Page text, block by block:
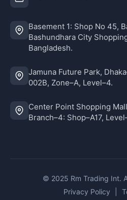
Basement 1: Shop No 45,
Bashundhara City
Bangladesh.
Jamuna Future Park,
002B, Zone–A, Level–4.
Center Point Shopping
Branch–4: Shop–A17,
© 2025 Rm Trading Int.
Privacy Policy